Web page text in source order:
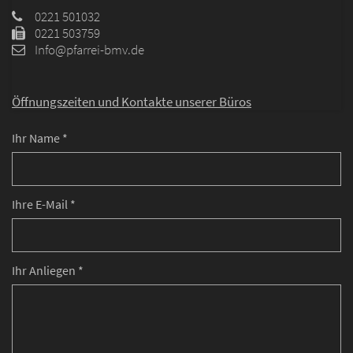
Ihr Name *
Ihre E-Mail *
Ihr Anliegen *
0221 501032
0221 503759
Info@pfarrei-bmv.de
Öffnungszeiten und Kontakte unserer Büros